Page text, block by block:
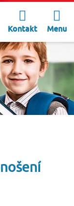
Menu
Kontakt